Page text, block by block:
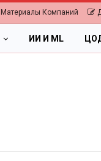
Материалы Компаний
ИИ И ML